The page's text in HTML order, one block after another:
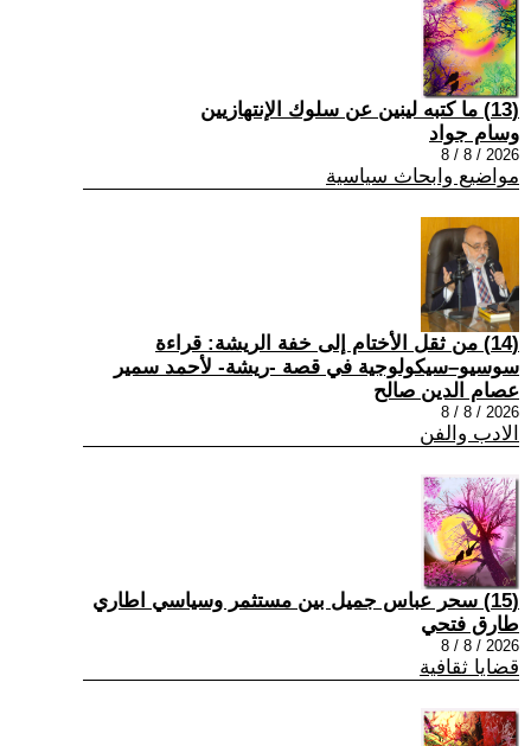
(13) ما كتبه لينين عن سلوك الإنتهازيين
وسام جواد
2026 / 8 / 8
مواضيع وابحاث سياسية
(14) من ثقل الأختام إلى خفة الريشة: قراءة
سوسيو–سيكولوجية في قصة -ريشة- لأحمد سمير
عصام الدين صالح
2026 / 8 / 8
الادب والفن
(15) سحر عباس جميل بين مستثمر وسياسي اطاري
طارق فتحي
2026 / 8 / 8
قضايا ثقافية